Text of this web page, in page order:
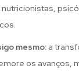
mesmo: a
os avanços,